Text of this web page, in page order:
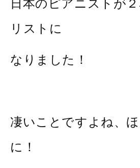
日本のピアニストが
リストに
なりました！
凄いことですよね、
に！